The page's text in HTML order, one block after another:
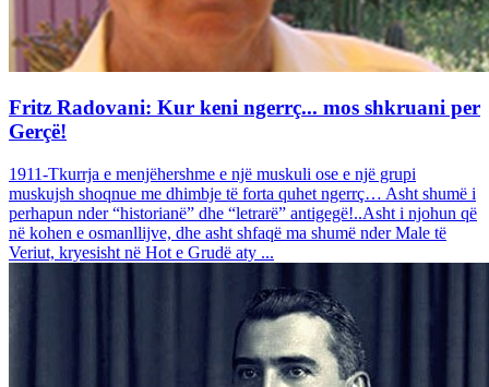
Fritz Radovani: Kur keni ngerrç... mos shkruani per
Gerçë!
1911-Tkurrja e menjëhershme e një muskuli ose e një grupi
muskujsh shoqnue me dhimbje të forta quhet ngerrç… Asht shumë i
perhapun nder “historianë” dhe “letrarë” antigegë!..Asht i njohun që
në kohen e osmanllijve, dhe asht shfaqë ma shumë nder Male të
Veriut, kryesisht në Hot e Grudë aty ...